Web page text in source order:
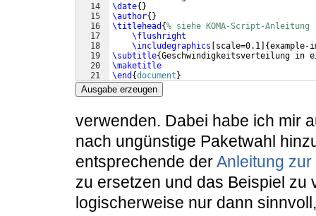
14
15
16
17
18
19
20
21
\date{ }
\author{ }
\titlehead {% siehe KOMA-Script-Anleitung
\flushright
\includegraphics
scale=0.1 {example-
\subtitle{Geschwindigkeitsverteilung in
\maketitle
\end {document }
Ausgabe erzeugen
verwenden. Dabei habe ich mir
nach ungünstige Paketwahl
entsprechende derAnleitung
zu ersetzen und das Beispiel zu
logischerweise nur dann